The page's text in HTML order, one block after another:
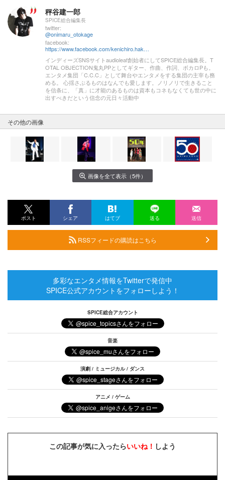
秤谷建一郎
SPICE総合編集長
twitter:
@onimaru_otokage
facebook:
https://www.facebook.com/kenichiro.hakariya
インディーズSNSサイトaudioleaf創始者にしてSPICE総合編集長。T
OTAL OBJECTION鬼丸PPとしてギター、作曲、作詞、ボカロPも。
エンタメ集団「C.C.C」として舞台やエンタメをする集団の主宰も務
める。 心揺さぶるものはなんでも愛します。ノリノリで生きること
を信条に、「真」に才能のあるものは資本もコネもなくても世の中に
出すべきだという信念の元日々活動中
その他の画像
画像を全て表示（5件）
ポスト シェア はてブ 送る 送信
RSSフィードの購読はこちら
多彩なエンタメ情報をTwitterで発信中
SPICE公式アカウントをフォローしよう！
SPICE総合アカウント
音楽
演劇 / ミュージカル / ダンス
アニメ / ゲーム
この記事が気に入ったらいいね！ しよう